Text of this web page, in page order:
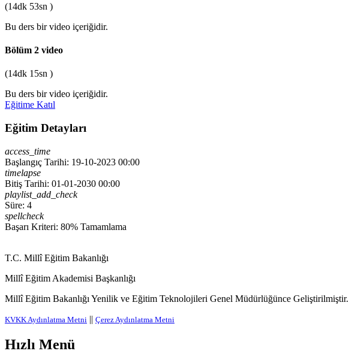
(14dk 53sn )
Bu ders bir video içeriğidir.
Bölüm 2 video
(14dk 15sn )
Bu ders bir video içeriğidir.
Eğitime Katıl
Eğitim Detayları
access_time
Başlangıç Tarihi: 19-10-2023 00:00
timelapse
Bitiş Tarihi: 01-01-2030 00:00
playlist_add_check
Süre: 4
spellcheck
Başarı Kriteri: 80% Tamamlama
T.C. Millî Eğitim Bakanlığı
Millî Eğitim Akademisi Başkanlığı
Millî Eğitim Bakanlığı Yenilik ve Eğitim Teknolojileri Genel Müdürlüğünce Geliştirilmiştir.
KVKK Aydınlatma Metni || Çerez Aydınlatma Metni
Hızlı Menü